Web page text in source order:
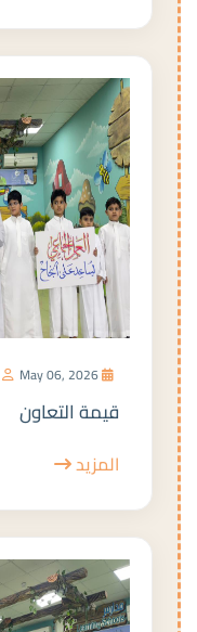
قيمة التعاون
المزيد